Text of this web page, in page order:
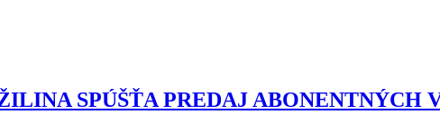
SPÚŠŤA PREDAJ ABONENTNÝCH